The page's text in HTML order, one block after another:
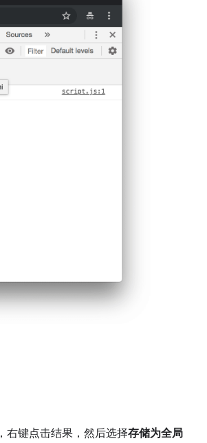
右键点击结果，然后选择存储为全局